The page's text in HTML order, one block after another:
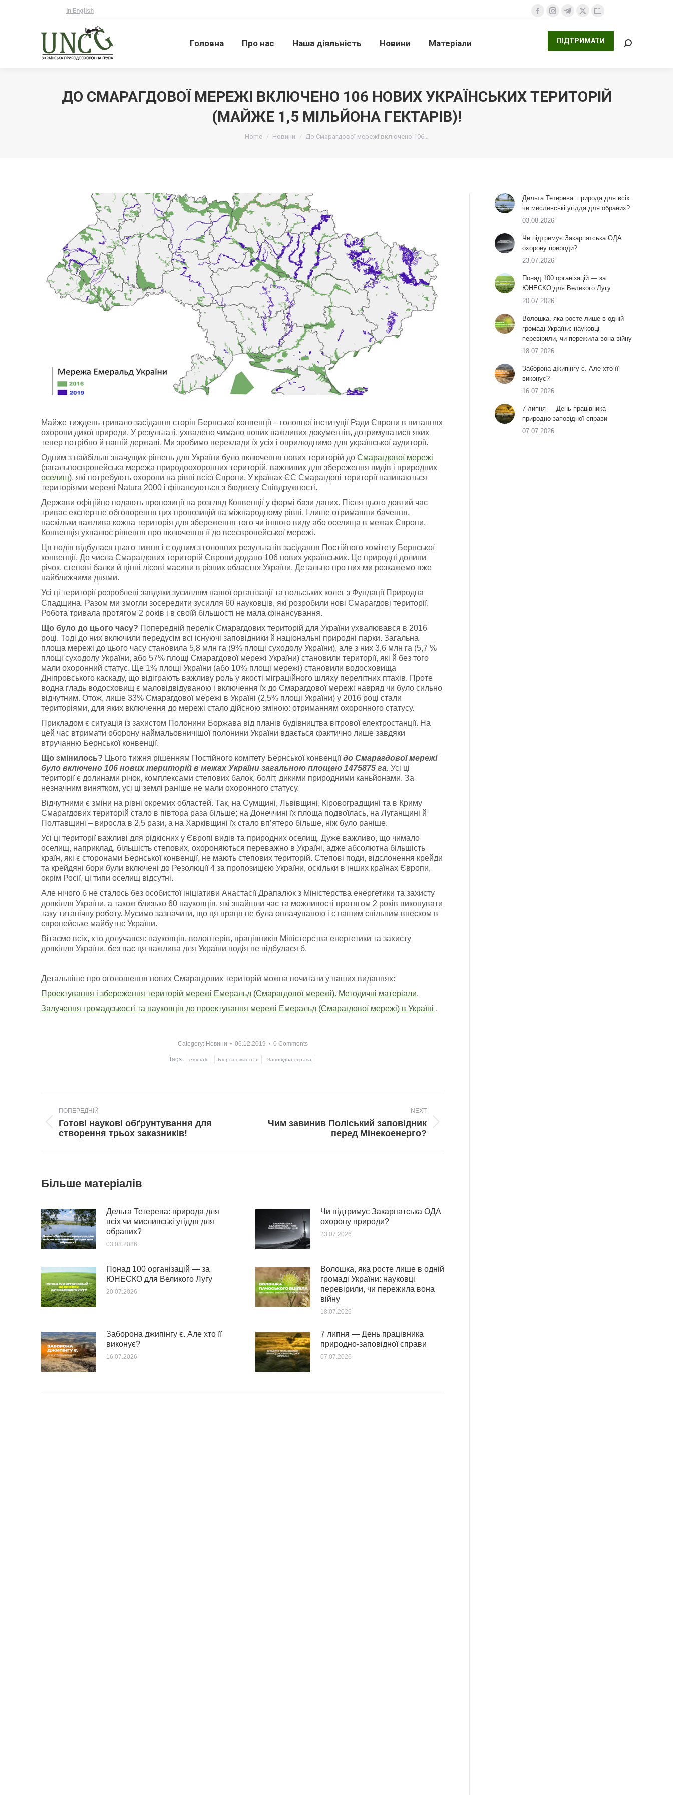
in English
Facebook
сторінка
відкривається
Instagram
сторінка
відкривається
Telegram
сторінка
відкривається
X
сторінка
відкривається
Website
сторінка
відкривається
Головна Про нас Наша діяльність Новини Матеріали ПІДТРИМАТИ Search:
ДО СМАРАГДОВОЇ МЕРЕЖІ ВКЛЮЧЕНО 106 НОВИХ УКРАЇНСЬКИХ ТЕРИТОРІЙ
(МАЙЖЕ 1,5 МІЛЬЙОНА ГЕКТАРІВ)!
Home Новини До Смарагдової мережі включено 106…
Майже тиждень тривало засідання сторін Бернської конвенції – головної інституції Ради Європи в питаннях
охорони дикої природи. У результаті, ухвалено чимало нових важливих документів, дотримуватися яких
тепер потрібно й нашій державі. Ми зробимо переклади їх усіх і оприлюднимо для української аудиторії.
Одним з найбільш значущих рішень для України було включення нових територій до Смарагдової мережі
(загальноєвропейська мережа природоохоронних територій, важливих для збереження видів і природних
оселищ), які потребують охорони на рівні всієї Європи. У країнах ЄС Смарагдові території називаються
територіями мережі Natura 2000 і фінансуються з бюджету Співдружності.
Держави офіційно подають пропозиції на розгляд Конвенції у формі бази даних. Після цього довгий час
триває експертне обговорення цих пропозицій на міжнародному рівні. І лише отримавши бачення,
наскільки важлива кожна територія для збереження того чи іншого виду або оселища в межах Європи,
Конвенція ухвалює рішення про включення її до всеєвропейської мережі.
Ця подія відбулася цього тижня і є одним з головних результатів засідання Постійного комітету Бернської
конвенції. До числа Смарагдових територій Європи додано 106 нових українських. Це природні долини
річок, степові балки й цінні лісові масиви в різних областях України. Детально про них ми розкажемо вже
найближчими днями.
Усі ці території розроблені завдяки зусиллям нашої організації та польських колег з Фундації Природна
Спадщина. Разом ми змогли зосередити зусилля 60 науковців, які розробили нові Смарагдові території.
Робота тривала протягом 2 років і в своїй більшості не мала фінансування.
Що було до цього часу? Попередній перелік Смарагдових територій для України ухвалювався в 2016
році. Тоді до них включили передусім всі існуючі заповідники й національні природні парки. Загальна
площа мережі до цього часу становила 5,8 млн га (9% площі суходолу України), але з них 3,6 млн га (5,7 %
площі суходолу України, або 57% площі Смарагдової мережі України) становили території, які й без того
мали охоронний статус. Ще 1% площі України (або 10% площі мережі) становили водосховища
Дніпровського каскаду, що відіграють важливу роль у якості міграційного шляху перелітних птахів. Проте
водна гладь водосховищ є маловідвідуваною і включення їх до Смарагдової мережі навряд чи було сильно
відчутним. Отож, лише 33% Смарагдової мережі в Україні (2,5% площі України) у 2016 році стали
територіями, для яких включення до мережі стало дійсною зміною: отриманням охоронного статусу.
Прикладом є ситуація із захистом Полонини Боржава від планів будівництва вітрової електростанції. На
цей час втримати оборону наймальовничішої полонини України вдається фактично лише завдяки
втручанню Бернської конвенції.
Що змінилось? Цього тижня рішенням Постійного комітету Бернської конвенціїдо Смарагдової мережі
було включено 106 нових територій в межах України загальною площею 1475875 га. Усі ці
території є долинами річок, комплексами степових балок, боліт, дикими природними каньйонами. За
незначним винятком, усі ці землі раніше не мали охоронного статусу.
Відчутними є зміни на рівні окремих областей. Так, на Сумщині, Львівщині, Кіровоградщині та в Криму
Смарагдових територій стало в півтора раза більше; на Донеччині їх площа подвоїлась, на Луганщині й
Полтавщині – виросла в 2,5 рази, а на Харківщині їх стало вп’ятеро більше, ніж було раніше.
Усі ці території важливі для рідкісних у Європі видів та природних оселищ. Дуже важливо, що чимало
оселищ, наприклад, більшість степових, охороняються переважно в Україні, адже абсолютна більшість
країн, які є сторонами Бернської конвенції, не мають степових територій. Степові поди, відслонення крейди
та крейдяні бори були включені до Резолюції 4 за пропозицією України, оскільки в інших країнах Європи,
окрім Росії, ці типи оселищ відсутні.
Але нічого б не сталось без особистої ініціативи Анастасії Драпалюк з Міністерства енергетики та захисту
довкілля України, а також близько 60 науковців, які знайшли час та можливості протягом 2 років виконувати
таку титанічну роботу. Мусимо зазначити, що ця праця не була оплачуваною і є нашим спільним внеском в
європейське майбутнє України.
Вітаємо всіх, хто долучався: науковців, волонтерів, працівників Міністерства енергетики та захисту
довкілля України, без вас ця важлива для України подія не відбулася б.
Детальніше про оголошення нових Смарагдових територій можна почитати у наших виданнях:
Проектування і збереження територій мережі Емеральд (Смарагдової мережі). Методичні матеріали.
Залучення громадськості та науковців до проектування мережі Емеральд (Смарагдової мережі) в Україні .
Category: Новини 06.12.2019 0 Comments
Tags: emerald Біорізноманіття Заповідна справа
navigation
ПОПЕРЕДНІЙ
Попередній
пост:
Готові наукові обґрунтування для
створення трьох заказників!
NEXT
NextЧим завинив Поліський заповідник
перед Мінекоенерго?
Більше матеріалів
Дельта Тетерева: природа для
всіх чи мисливські угіддя для
обраних?
03.08.2026
Чи підтримує Закарпатська ОДА
охорону природи?
23.07.2026
Понад 100 організацій — за
ЮНЕСКО для Великого Лугу
20.07.2026
Волошка, яка росте лише в одній
громаді України: науковці
перевірили, чи пережила вона
війну
18.07.2026
Заборона джипінгу є. Але хто її
виконує?
16.07.2026
7 липня — День працівника
природно-заповідної справи
07.07.2026
Дельта Тетерева: природа для всіх
чи мисливські угіддя для обраних?
03.08.2026
Чи підтримує Закарпатська ОДА
охорону природи?
23.07.2026
Понад 100 організацій — за
ЮНЕСКО для Великого Лугу
20.07.2026
Волошка, яка росте лише в одній
громаді України: науковці
перевірили, чи пережила вона війну
18.07.2026
Заборона джипінгу є. Але хто її
виконує?
16.07.2026
7 липня — День працівника
природно-заповідної справи
07.07.2026
Головна Про нас Наша діяльність Новини Матеріали ПІДТРИМАТИ